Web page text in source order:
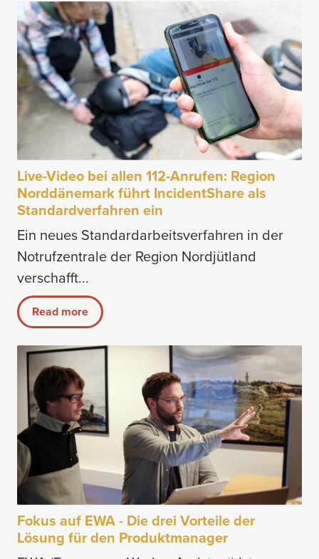
Live-Video bei allen 112-Anrufen: Region
Norddänemark führt IncidentShare als
Standardverfahren ein
Ein neues Standardarbeitsverfahren in der
Notrufzentrale der Region Nordjütland
verschafft...
Read more
Fokus auf EWA - Die drei Vorteile der
Lösung für den Produktmanager